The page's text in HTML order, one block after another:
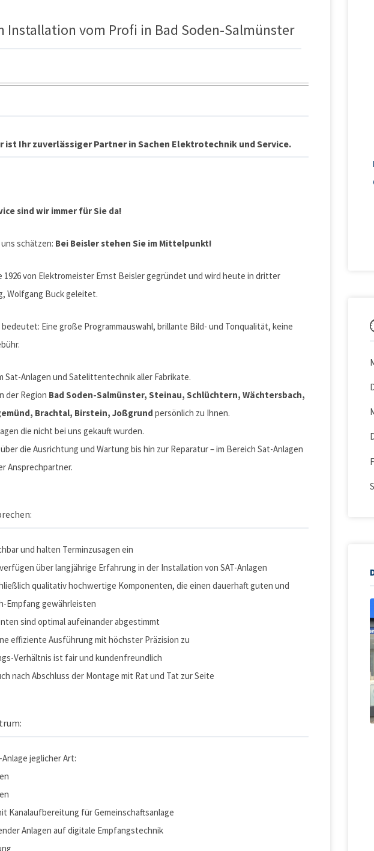
Installation vom Profi in Bad Soden-Salmünster
ist Ihr zuverlässiger Partner in Sachen Elektrotechnik und Service.
sind wir immer für Sie da!
schätzen: Bei Beisler stehen Sie im Mittelpunkt!
1926 von Elektromeister Ernst Beisler gegründet und wird heute in dritter
Wolfgang Buck geleitet.
Eine große Programmauswahl, brillante Bild- und Tonqualität, keine
Sat-Anlagen und Satelittentechnik aller Fabrikate.
der Region Bad Soden-Salmünster, Steinau, Schlüchtern, Wächtersbach,
Brachtal, Birstein, Joßgrund persönlich zu Ihnen.
die nicht bei uns gekauft wurden.
die Ausrichtung und Wartung bis hin zur Reparatur – im Bereich Sat-Anlagen
Ansprechpartner.
und halten Terminzusagen ein
über langjährige Erfahrung in der Installation von SAT-Anlagen
qualitativ hochwertige Komponenten, die einen dauerhaft guten und
Empfang gewährleisten
sind optimal aufeinander abgestimmt
effiziente Ausführung mit höchster Präzision zu
Verhältnis ist fair und kundenfreundlich
nach Abschluss der Montage mit Rat und Tat zur Seite
jeglicher Art:
Kanalaufbereitung für Gemeinschaftsanlage
Anlagen auf digitale Empfangstechnik